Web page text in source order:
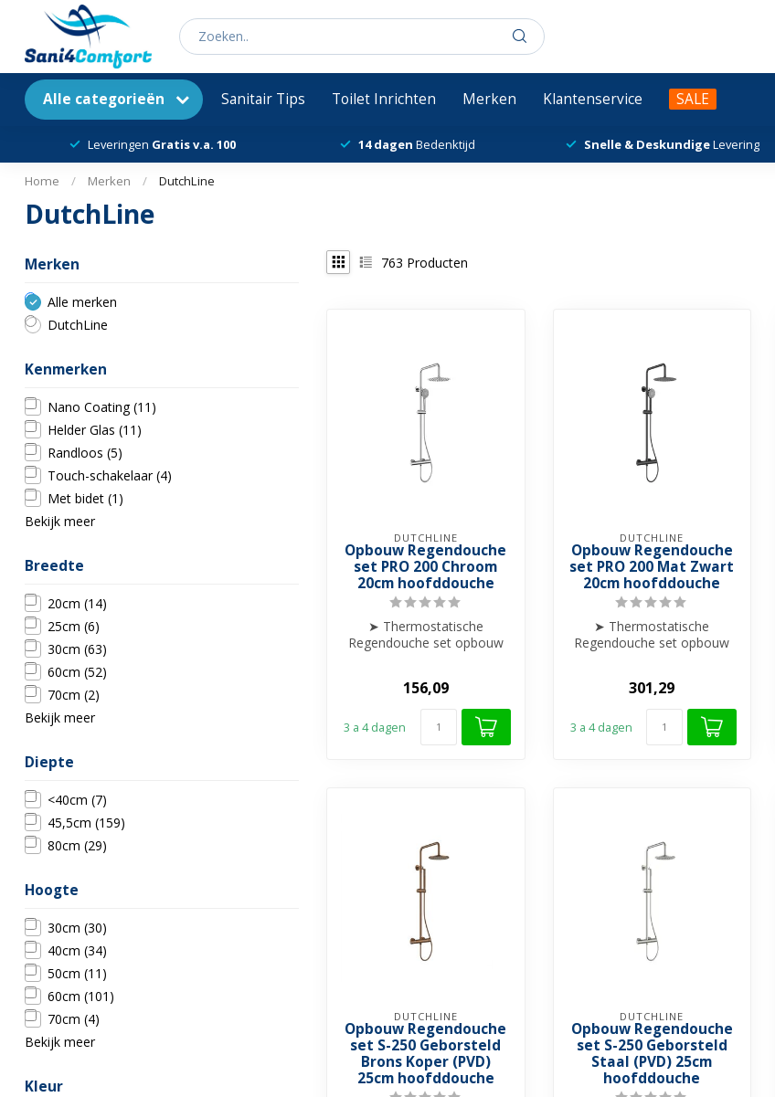
Alle categorieën Sanitair Tips Toilet Inrichten Merken Klantenservice SALE
Leveringen Gratis v.a. 100 14 dagen Bedenktijd Snelle & DeskundigeLevering
Home / Merken / DutchLine
DutchLine
Merken
Alle merken
DutchLine
Kenmerken
Nano Coating(11)
Helder Glas (11)
Randloos (5)
Touch-schakelaar(4)
Met bidet (1)
Bekijk meer
Breedte
20cm (14)
25cm (6)
30cm (63)
60cm (52)
70cm (2)
Bekijk meer
Diepte
<40cm (7)
45,5cm (159)
80cm (29)
Hoogte
30cm (30)
40cm (34)
50cm (11)
60cm (101)
70cm (4)
Bekijk meer
Kleur
763 Producten
DUTCHLINE
Opbouw Regendouche
set PRO 200 Chroom
20cm hoofddouche
➤ Thermostatische
Regendouche set opbouw
156,09
3 a 4 dagen
DUTCHLINE
Opbouw Regendouche
set PRO 200 Mat Zwart
20cm hoofddouche
➤ Thermostatische
Regendouche set opbouw
301,29
3 a 4 dagen
DUTCHLINE
Opbouw Regendouche
set S-250 Geborsteld
Brons Koper (PVD)
25cm hoofddouche
DUTCHLINE
Opbouw Regendouche
set S-250 Geborsteld
Staal (PVD) 25cm
hoofddouche